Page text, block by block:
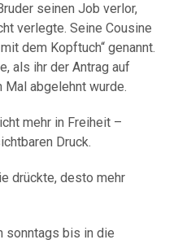
seinen Job verlor,
verlegte. Seine Cousine
dem Kopftuch“ genannt.
als ihr der Antrag auf
Mal abgelehnt wurde.
mehr in Freiheit –
Druck.
drückte, desto mehr
sonntags bis in die